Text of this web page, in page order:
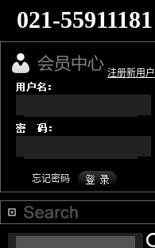
021-55911181
注册新用户
忘记密码